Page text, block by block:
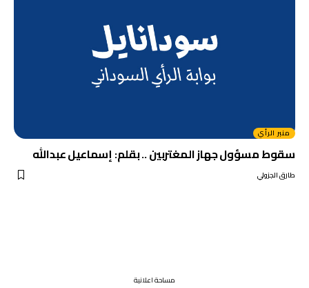
منبر الرأي
سقوط مسؤول جهاز المغتربين .. بقلم: إسماعيل عبدالله
طارق الجزولي
مساحة اعلانية